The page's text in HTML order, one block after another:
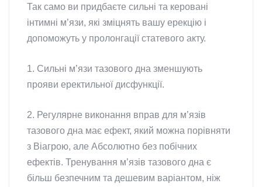
Так само ви придбаєте сильні та керовані
інтимні м’язи, які зміцнять вашу ерекцію і
допоможуть у пролонгації статевого акту.
1. Сильні м’язи тазового дна зменшують
прояви еректильної дисфункції.
2. Регулярне виконання вправ для м’язів
тазового дна має ефект, який можна порівняти
з Віагрою, але Абсолютно без побічних
ефектів. Тренування м’язів тазового дна є
більш безпечним та дешевим варіантом, ніж